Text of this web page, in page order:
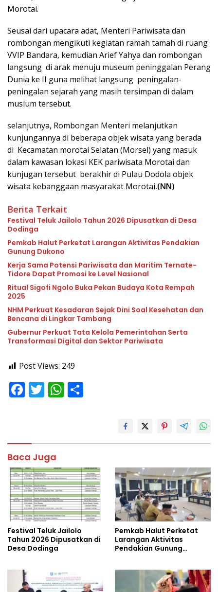
Morotai.
Seusai dari upacara adat, Menteri Pariwisata dan
rombongan mengikuti kegiatan ramah tamah di ruang
VVIP Bandara, kemudian Arief Yahya dan rombongan
langsung di arak menuju museum peninggalan Perang
Dunia ke II guna melihat langsung peningalan-
peningalan sejarah yang masih tersimpan di dalam
musium tersebut.
selanjutnya, Rombongan Menteri melanjutkan
kunjungannya di beberapa objek wisata yang berada
di Kecamatan morotai Selatan (Morsel) yang masuk
dalam kawasan lokasi KEK pariwisata Morotai dan
kunjugan tersebut berakhir di Pulau Dodola objek
wisata kebanggaan masyarakat Morotai.(NN)
Berita Terkait
Festival Teluk Jailolo Tahun 2026 Dipusatkan di Desa
Dodinga
Pemkab Halut Perketat Larangan Aktivitas Pendakian
Gunung Dukono
Kerja Sama Potensi Pariwisata dan Maritim Ternate-
Tidore Dapat Promosi ke Level Nasional
Ritual Sigofi Ngolo Buka Pekan Budaya Kota Rempah
2025
NHM Perkuat Kesadaran Sejak Dini Soal Kesehatan dan
Bencana di Lingkar Tambang
Gubernur Perkuat Tata Kelola Pemerintahan Serta
Transformasi Digital dan Sektor Pariwisata
Post Views: 249
F
o
o
k
T W
p
p
Baca Juga
Festival Teluk Jailolo
Tahun 2026 Dipusatkan di
Desa Dodinga
Pemkab Halut Perketat
Larangan Aktivitas
Pendakian Gunung